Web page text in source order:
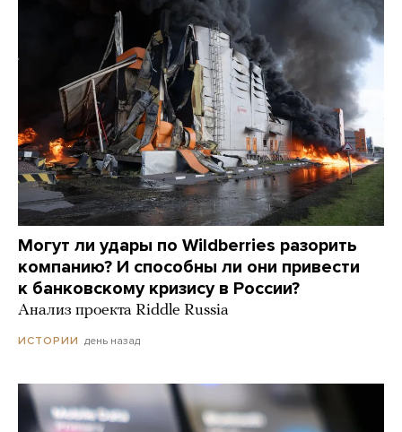
Могут ли удары по Wildberries разорить
компанию? И способны ли они привести
к банковскому кризису в России?
Анализ проекта Riddle Russia
ИСТОРИИ день назад